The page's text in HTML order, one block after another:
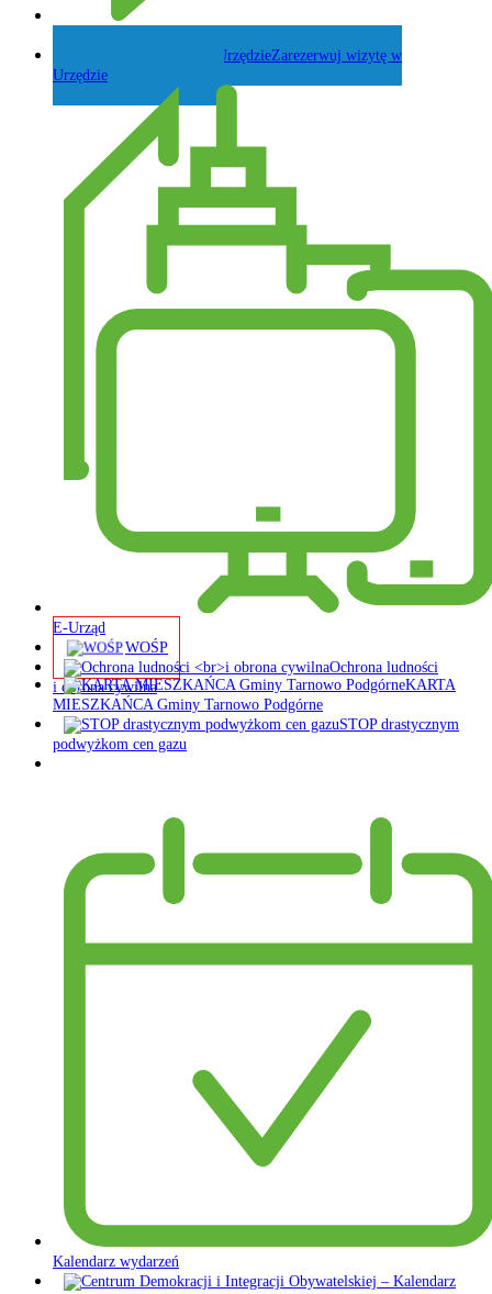
Zarezerwuj wizytę w
Urzędzie
E-Urząd
WOŚP
Ochrona ludności
i obrona cywilna
KARTA
MIESZKAŃCA Gminy Tarnowo Podgórne
STOP drastycznym
podwyżkom cen gazu
Kalendarz wydarzeń